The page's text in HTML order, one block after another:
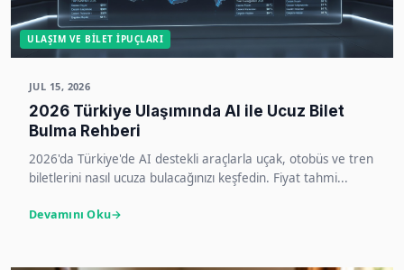
ULAŞIM VE BILET İPUÇLARI
JUL 15, 2026
2026 Türkiye Ulaşımında AI ile Ucuz Bilet
Bulma Rehberi
2026'da Türkiye'de AI destekli araçlarla uçak, otobüs ve tren
biletlerini nasıl ucuza bulacağınızı keşfedin. Fiyat tahmi...
Devamını Oku